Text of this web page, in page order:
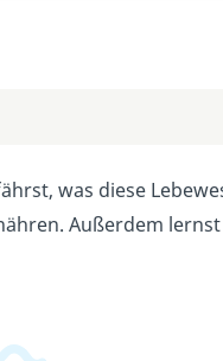
was diese
Außerdem